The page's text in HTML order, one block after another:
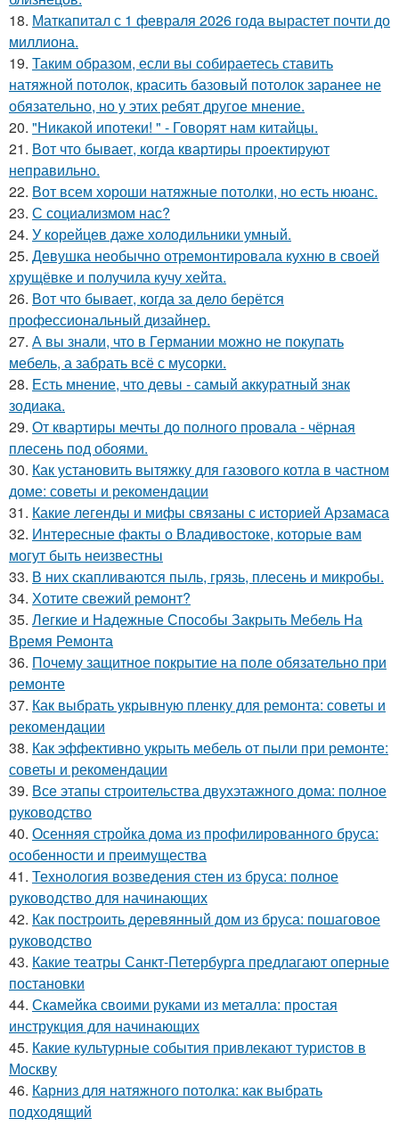
18. Маткапитал с 1 февраля 2026 года вырастет почти до
миллиона.
19. Таким образом, если вы собираетесь ставить
натяжной потолок, красить базовый потолок заранее не
обязательно, но у этих ребят другое мнение.
20. "Никакой ипотеки! " - Говорят нам китайцы.
21. Вот что бывает, когда квартиры проектируют
неправильно.
22. Вот всем хороши натяжные потолки, но есть нюанс.
23. С социализмом нас?
24. У корейцев даже холодильники умный.
25. Девушка необычно отремонтировала кухню в своей
хрущёвке и получила кучу хейта.
26. Вот что бывает, когда за дело берётся
профессиональный дизайнер.
27. А вы знали, что в Германии можно не покупать
мебель, а забрать всё с мусорки.
28. Есть мнение, что девы - самый аккуратный знак
зодиака.
29. От квартиры мечты до полного провала - чёрная
плесень под обоями.
30. Как установить вытяжку для газового котла в частном
доме: советы и рекомендации
31. Какие легенды и мифы связаны с историей Арзамаса
32. Интересные факты о Владивостоке, которые вам
могут быть неизвестны
33. В них скапливаются пыль, грязь, плесень и микробы.
34. Хотите свежий ремонт?
35. Легкие и Надежные Способы Закрыть Мебель На
Время Ремонта
36. Почему защитное покрытие на поле обязательно при
ремонте
37. Как выбрать укрывную пленку для ремонта: советы и
рекомендации
38. Как эффективно укрыть мебель от пыли при ремонте:
советы и рекомендации
39. Все этапы строительства двухэтажного дома: полное
руководство
40. Осенняя стройка дома из профилированного бруса:
особенности и преимущества
41. Технология возведения стен из бруса: полное
руководство для начинающих
42. Как построить деревянный дом из бруса: пошаговое
руководство
43. Какие театры Санкт-Петербурга предлагают оперные
постановки
44. Скамейка своими руками из металла: простая
инструкция для начинающих
45. Какие культурные события привлекают туристов в
Москву
46. Карниз для натяжного потолка: как выбрать
подходящий